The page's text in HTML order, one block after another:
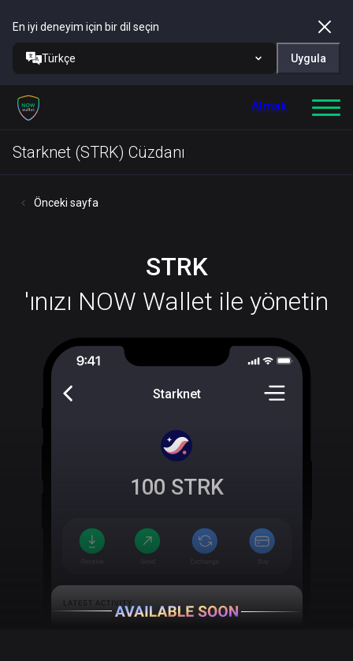
En iyi deneyim için bir dil seçin
Türkçe Uygula
Almak
Starknet (STRK) Cüzdanı
Önceki sayfa
STRK
'ınızı NOW Wallet ile yönetin
Starknet
100 STRK